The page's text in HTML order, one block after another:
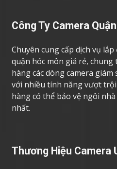
Công Ty Camera
Chuyên cung cấp dịch vụ
quận hóc môn giá rẻ, chung
hàng các dòng camera
với nhiều tính năng vượt
hàng có thể bảo vệ ngôi
nhất.
Thương Hiệu Camera